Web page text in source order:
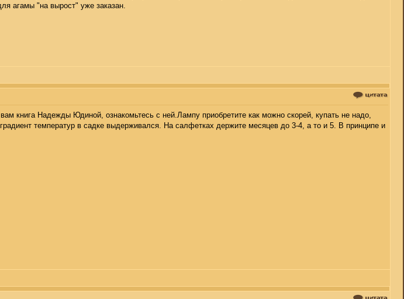
агамы "на вырост" уже заказан.
вам книга Надежды Юдиной, ознакомьтесь с ней.Лампу приобретите как можно скорей, купать не надо,
температур в садке выдерживался. На салфетках держите месяцев до 3-4, а то и 5. В принципе и